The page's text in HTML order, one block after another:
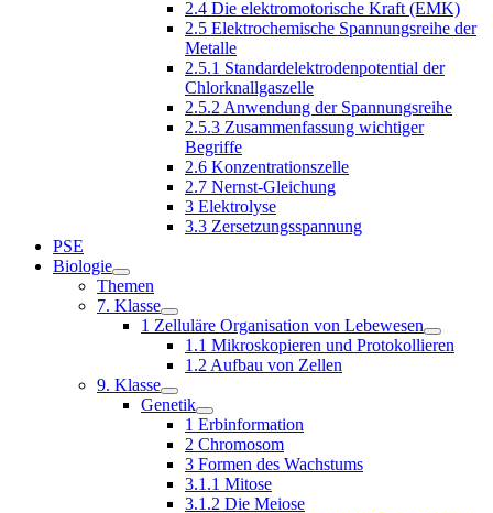
2.4 Die elektromotorische Kraft (EMK)
2.5 Elektrochemische Spannungsreihe der
Metalle
2.5.1 Standardelektrodenpotential der
Chlorknallgaszelle
2.5.2 Anwendung der Spannungsreihe
2.5.3 Zusammenfassung wichtiger
Begriffe
2.6 Konzentrationszelle
2.7 Nernst-Gleichung
3 Elektrolyse
3.3 Zersetzungsspannung
PSE
Biologie
Themen
7. Klasse
1 Zelluläre Organisation von Lebewesen
1.1 Mikroskopieren und Protokollieren
1.2 Aufbau von Zellen
9. Klasse
Genetik
1 Erbinformation
2 Chromosom
3 Formen des Wachstums
3.1.1 Mitose
3.1.2 Die Meiose